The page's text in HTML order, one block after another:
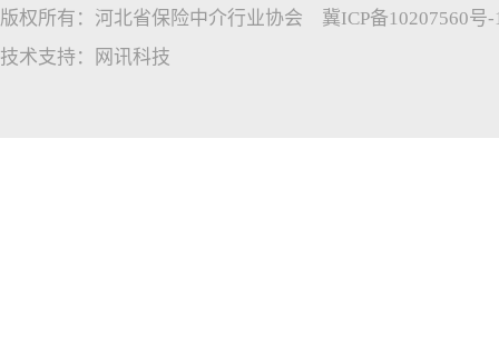
版权所有：河北省保险中介行业协会 冀ICP备10207560号-
技术支持：
网讯科技